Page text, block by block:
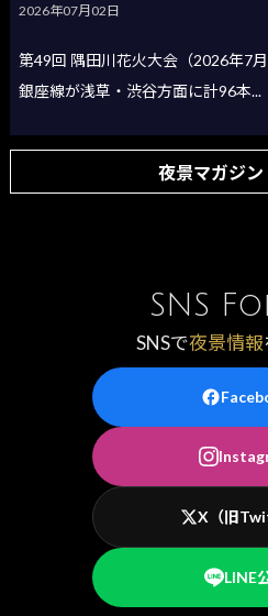
2026年07月02日
第49回 隅田川花火大会（2026年7
銀座線が浅草・渋谷方面に計96本...
夜景マガジ
SNS
SNSで夜景情報
X（旧
LINE